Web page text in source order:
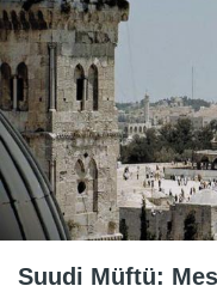
Suudi Müftü: